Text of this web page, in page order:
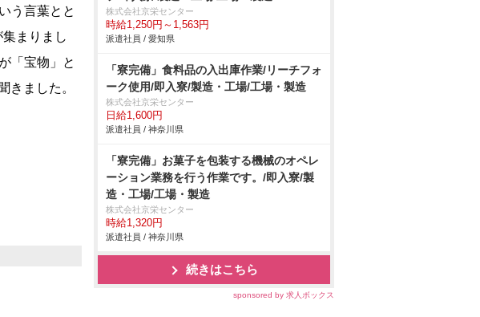
う言葉とと
まりまし
「宝物」と
きました。
株式会社京栄センター
時給1,250円～1,563円
派遣社員 / 愛知県
「寮完備」食料品の入出庫作業/リーチフォ
ーク使用/即入寮/製造・工場/工場・製造
株式会社京栄センター
日給1,600円
派遣社員 / 神奈川県
「寮完備」お菓子を包装する機械のオペレ
ーション業務を行う作業です。/即入寮/製
造・工場/工場・製造
株式会社京栄センター
時給1,320円
派遣社員 / 神奈川県
続きはこちら
sponsored by 求人ボックス